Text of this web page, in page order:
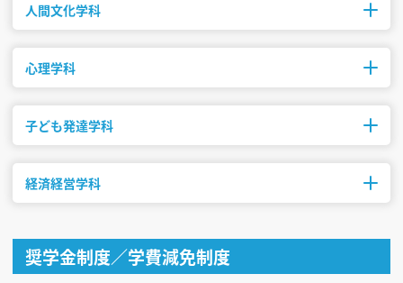
人間文化学科
修業年限
心理学科
修業年限
子ども発達学科
修業年限
経済経営学科
修業年限 初年度納入金
4年制
1,350,000円 120名
奨学金制度／学費減免制度